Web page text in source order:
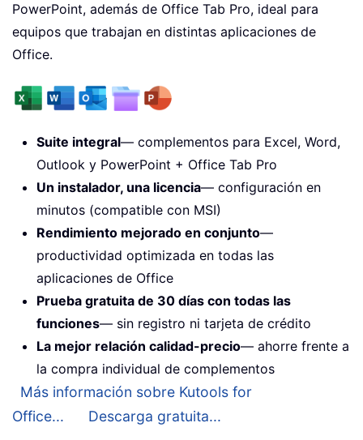
PowerPoint, además de Office Tab Pro, ideal para
equipos que trabajan en distintas aplicaciones de
Office.
Suite integral— complementos para Excel, Word,
Outlook y PowerPoint + Office Tab Pro
Un instalador, una licencia— configuración en
minutos (compatible con MSI)
Rendimiento mejorado en conjunto—
productividad optimizada en todas las
aplicaciones de Office
Prueba gratuita de 30 días con todas las
funciones— sin registro ni tarjeta de crédito
La mejor relación calidad-precio— ahorre frente a
la compra individual de complementos
Más información sobre Kutools for
Office...
Descarga gratuita...